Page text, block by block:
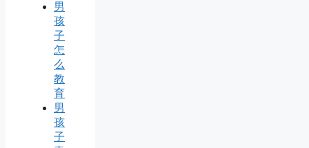
男
孩
子
怎
么
教
育
男
孩
子